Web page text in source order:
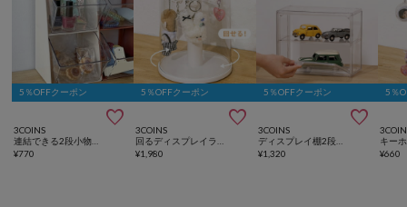
5％OFFクーポン

3COINS
¥770
5％OFFクーポン

3COINS
¥1,980
5％OFFクーポン

3COINS
ディスプレイ棚2段／コレクション収納
¥1,320
5％
¥660